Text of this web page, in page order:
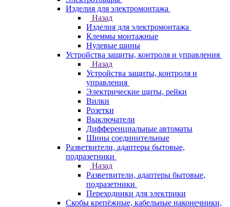
Изделия для электромонтажа
Назад
Изделия для электромонтажа
Клеммы монтажные
Нулевые шины
Устройства защиты, контроля и управления
Назад
Устройства защиты, контроля и
управления
Электрические щиты, рейки
Вилки
Розетки
Выключатели
Дифференциальные автоматы
Шины соединительные
Разветвители, адаптеры бытовые,
подразетники
Назад
Разветвители, адаптеры бытовые,
подразетники
Переходники для электрики
Скобы крепёжные, кабельные наконечники,